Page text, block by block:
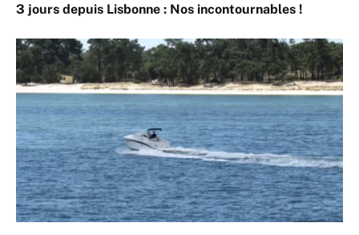
3 jours depuis Lisbonne : Nos incontournables !